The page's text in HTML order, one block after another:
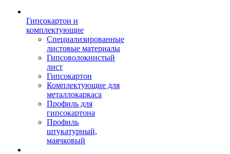
Гипсокартон и
комплектующие
Специализированные
листовые материалы
Гипсоволокнистый
лист
Гипсокартон
Комплектующие для
металлокаркаса
Профиль для
гипсокартона
Профиль
штукатурный,
маячковый